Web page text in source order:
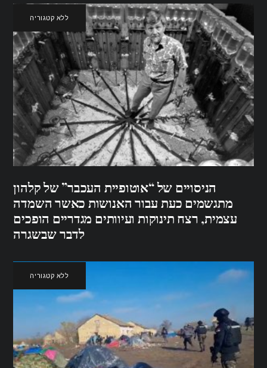
ללא קטגוריה
הניסויים של “אוטופיית העכבר” של קלהון
מתגשמים כעת עבור האנושות כאשר השמדה
עצמית, רצח תינוקות ועיוותים מגדריים הופכים
לדבר שבשגרה
ללא קטגוריה